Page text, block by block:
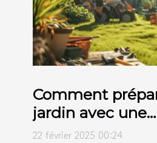
Comment
jardin avec une
motobineuse
22 février 2025 00:24